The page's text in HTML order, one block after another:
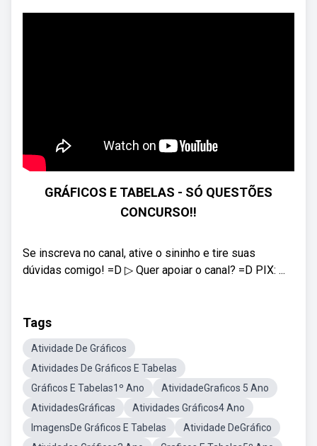
GRÁFICOS E TABELAS - SÓ QUESTÕES
CONCURSO!!
Se inscreva no canal, ative o sininho e tire suas
dúvidas comigo! =D ▷ Quer apoiar o canal? =D PIX: ...
Tags
Atividade De Gráficos
Atividades De Gráficos E Tabelas
Gráficos E Tabelas1º Ano
AtividadeGraficos 5 Ano
AtividadesGráficas
Atividades Gráficos4 Ano
ImagensDe Gráficos E Tabelas
Atividade DeGráfico